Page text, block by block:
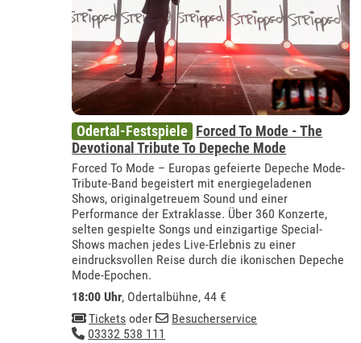
Odertal-Festspiele Forced To Mode - The
Devotional Tribute To Depeche Mode
Forced To Mode – Europas gefeierte Depeche Mode-
Tribute-Band begeistert mit energiegeladenen
Shows, originalgetreuem Sound und einer
Performance der Extraklasse. Über 360 Konzerte,
selten gespielte Songs und einzigartige Special-
Shows machen jedes Live-Erlebnis zu einer
eindrucksvollen Reise durch die ikonischen Depeche
Mode-Epochen.
18:00 Uhr, Odertalbühne, 44 €
Tickets oder
Besucherservice
03332 538 111